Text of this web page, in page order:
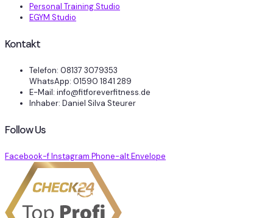
Personal Training Studio
EGYM Studio
Kontakt
Telefon: 08137 3079353
WhatsApp: 01590 1841 289
E-Mail: info@fitforeverfitness.de
Inhaber: Daniel Silva Steurer
Follow Us
Facebook-fInstagram Phone-altEnvelope